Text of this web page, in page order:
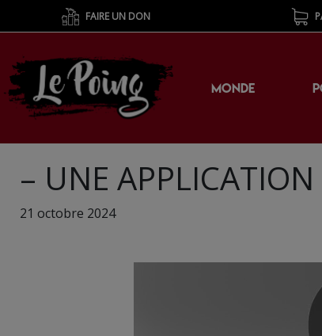
FAIRE UN DON
MONDE
– UNE
21 octobre 2024